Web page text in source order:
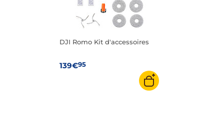
DJI Romo Kit d'accessoires
139€95